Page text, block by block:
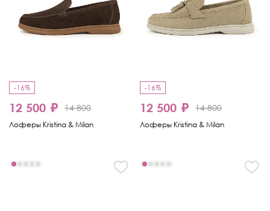
-16%
12 500 ₽ 14 800
Лоферы Kristina & Milan
-16%
12 500 ₽ 14 800
Лоферы Kristina & Milan